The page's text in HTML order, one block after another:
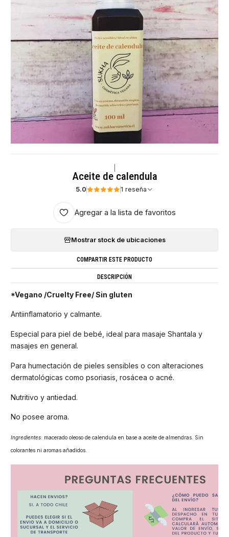
Aceite de calendula
5.0 1 reseña
Agregar a la lista de favoritos
Mostrar stock de ubicaciones
COMPARTIR ESTE PRODUCTO
DESCRIPCIÓN
*Vegano /Cruelty Free/ Sin gluten
Antiinflamatorio y calmante.
Especial para piel de bebé, ideal para masaje Shantala y
masajes en general.
Para humectación de pieles sensibles o con alteraciones
dermatológicas como psoriasis, rosácea o acné.
Nutritivo y antiedad.
No posee aroma.
Ingredientes: macerado oleoso de calendula en base a aceite de almendras. Sin
colorantes ni aromas añadidos.